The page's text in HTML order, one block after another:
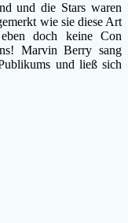
und die Stars waren
wie sie diese Art
doch keine Con
Marvin Berry sang
und ließ sich